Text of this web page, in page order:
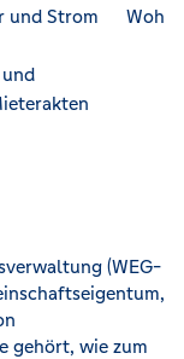
und Strom
(WEG-
gehört, wie zum